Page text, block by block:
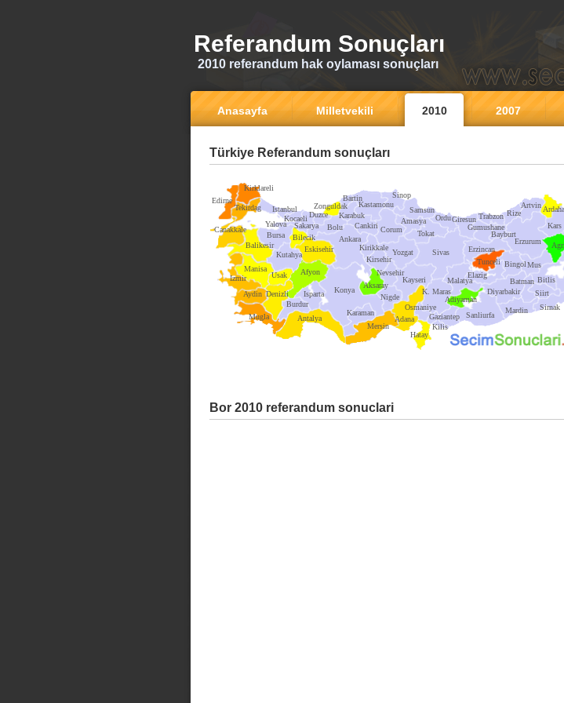
Referandum Sonuçları
2010 referandum hak oylaması sonuçları
Anasayfa Milletvekili 2010 2007
Türkiye Referandum sonuçları
Ankara
Kirklareli
Edirne
Tekirdag
Canakkale
Balikesir
Bursa
Istanbul
Kocaeli
Sakarya
Zonguldak
Bolu
Bilecik
Eskisehir
Kutahya
Manisa
Izmir
Aydin
Mugla
Denizli
Burdur
Usak Afyon
Isparta
Antalya
Konya
Mersin
Kirsehir
Cankiri
Kastamonu
Sinop
Corum
Yozgat
Nevsehir
Nigde
Adana
Hatay
K. Maras
Kayseri
Sivas
Tokat
Amasya
Samsun
OrduGiresun
Erzincan
Malatya
Gaziantep Sanliurfa
Adiyaman
Gumushane
Trabzon Rize
Erzurum
Artvin
Kars
Agri
Tunceli
Elazig
Diyarbakir
Mardin
Siirt
Bitlis
BingolMus
Kirikkale
Bayburt
Karaman
Aksaray
Kilis
Duzce Karabuk
Bartin
Osmaniye
Batman
Sirnak
Yalova
Bor 2010 referandum sonuclari